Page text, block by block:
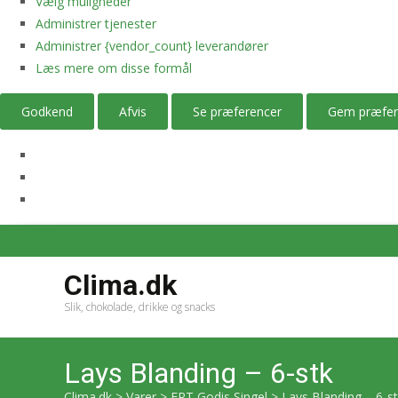
Administrer tjenester
Administrer {vendor_count} leverandører
Læs mere om disse formål
Godkend Afvis Se præferencer Gem
Clima.dk
Slik, chokolade, drikke og snacks
Lays Blanding – 6-stk